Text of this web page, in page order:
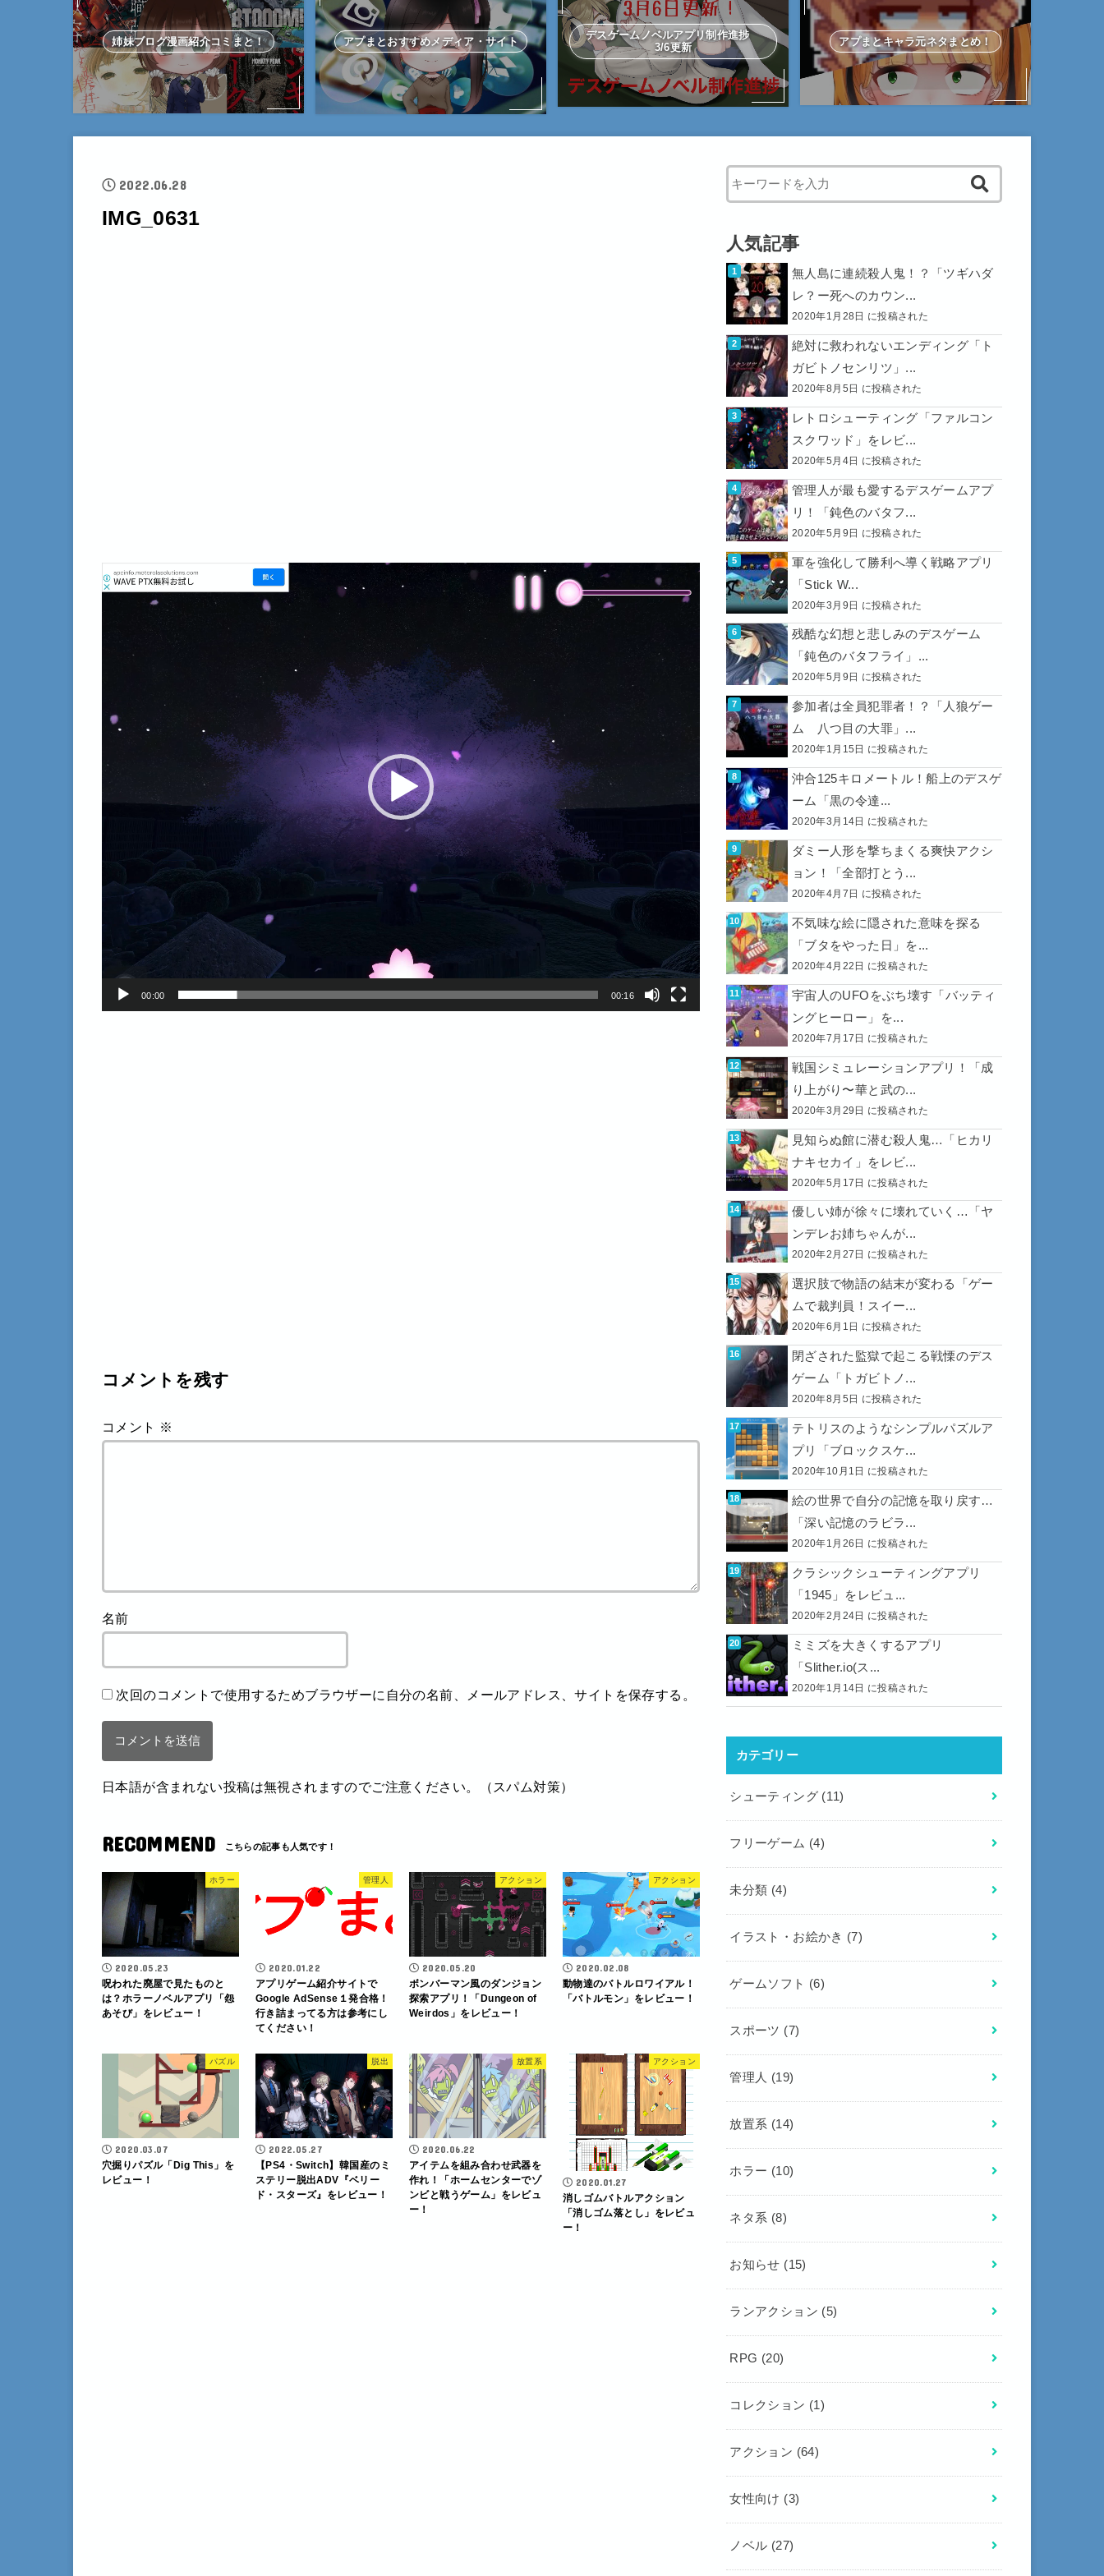
姉妹ブログ漫画紹介コミまと！ アプまとおすすめメディア・サイト
デスゲームノベルアプリ制作進捗
3/6更新
アプまとキャラ元ネタまとめ！
2022.06.28
IMG_0631
動
ー
00:00 00:16
コメントを残す
コメント ※
名前
次回のコメントで使用するためブラウザーに自分の名前、メールアドレス、サイトを保存する。
日本語が含まれない投稿は無視されますのでご注意ください。（スパム対策）
RECOMMEND
ホラー
2020.05.23
呪われた廃屋で見たものと
は？ホラーノベルアプリ「怨
あそび」をレビュー！
管理人
2020.01.22
アプリゲーム紹介サイトで
Google AdSense１発合格！
行き詰まってる方は参考にし
てください！
アクション
2020.05.20
ボンバーマン風のダンジョン
探索アプリ！「Dungeon of
Weirdos」をレビュー！
アクション
2020.02.08
動物達のバトルロワイアル！
「バトルモン」をレビュー！
パズル
2020.03.07
穴掘りパズル「Dig This」を
レビュー！
脱出
2022.05.27
【PS4・Switch】韓国産のミ
ステリー脱出ADV『ベリー
ド・スターズ』をレビュー！
放置系
2020.06.22
アイテムを組み合わせ武器を
作れ！「ホームセンターでゾ
ンビと戦うゲーム」をレビュ
ー！
アクション
2020.01.27
消しゴムバトルアクション
「消しゴム落とし」をレビュ
ー！
When autocomplete results are available use up and down
人気記事
無人島に連続殺人鬼！？「ツギハダ
レ？ー死へのカウン...
2020年1月28日 に投稿された
絶対に救われないエンディング「ト
ガビトノセンリツ」...
2020年8月5日 に投稿された
レトロシューティング「ファルコン
スクワッド」をレビ...
2020年5月4日 に投稿された
管理人が最も愛するデスゲームアプ
リ！「鈍色のバタフ...
2020年5月9日 に投稿された
軍を強化して勝利へ導く戦略アプリ
「Stick W...
2020年3月9日 に投稿された
残酷な幻想と悲しみのデスゲーム
「鈍色のバタフライ」...
2020年5月9日 に投稿された
参加者は全員犯罪者！？「人狼ゲー
ム 八つ目の大罪」...
2020年1月15日 に投稿された
沖合125キロメートル！船上のデスゲ
ーム「黒の令達...
2020年3月14日 に投稿された
ダミー人形を撃ちまくる爽快アクシ
ョン！「全部打とう...
2020年4月7日 に投稿された
不気味な絵に隠された意味を探る
「ブタをやった日」を...
2020年4月22日 に投稿された
宇宙人のUFOをぶち壊す「バッティ
ングヒーロー」を...
2020年7月17日 に投稿された
戦国シミュレーションアプリ！「成
り上がり〜華と武の...
2020年3月29日 に投稿された
見知らぬ館に潜む殺人鬼…「ヒカリ
ナキセカイ」をレビ...
2020年5月17日 に投稿された
優しい姉が徐々に壊れていく…「ヤ
ンデレお姉ちゃんが...
2020年2月27日 に投稿された
選択肢で物語の結末が変わる「ゲー
ムで裁判員！スイー...
2020年6月1日 に投稿された
閉ざされた監獄で起こる戦慄のデス
ゲーム「トガビトノ...
2020年8月5日 に投稿された
テトリスのようなシンプルパズルア
プリ「ブロックスケ...
2020年10月1日 に投稿された
絵の世界で自分の記憶を取り戻す…
「深い記憶のラビラ...
2020年1月26日 に投稿された
クラシックシューティングアプリ
「1945」をレビュ...
2020年2月24日 に投稿された
ミミズを大きくするアプリ
「Slither.io(ス...
2020年1月14日 に投稿された
カテゴリー
シューティング (11)
フリーゲーム (4)
未分類 (4)
イラスト・お絵かき (7)
ゲームソフト (6)
スポーツ (7)
管理人 (19)
放置系 (14)
ホラー (10)
ネタ系 (8)
お知らせ (15)
ランアクション (5)
RPG (20)
コレクション (1)
アクション (64)
女性向け (3)
ノベル (27)